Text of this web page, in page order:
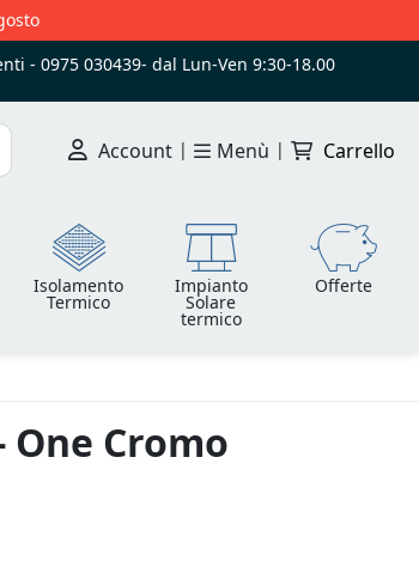
- 0975 030439- dal Lun-Ven 9:30-18.00
Account | Menù | Carrello
Isolamento
Termico
Impianto
Solare
termico
Offerte
Cromo